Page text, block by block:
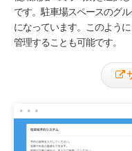
です。駐車場スペースのグ
になっています。このよう
管理することも可能です。